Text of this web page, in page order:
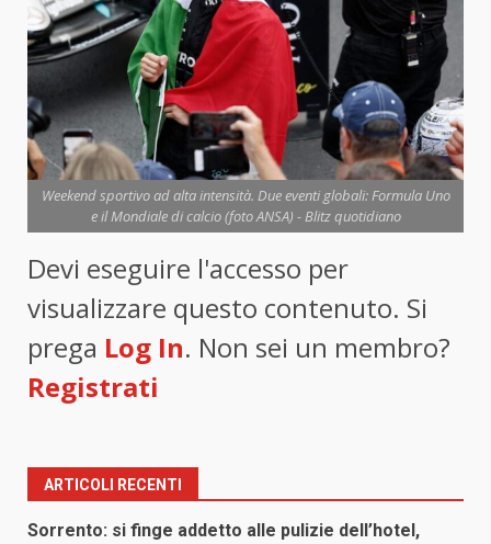
Weekend sportivo ad alta intensità. Due eventi globali: Formula Uno
e il Mondiale di calcio (foto ANSA) - Blitz quotidiano
Devi eseguire l'accesso per
visualizzare questo contenuto. Si
prega Log In. Non sei un membro?
Registrati
ARTICOLI RECENTI
Sorrento: si finge addetto alle pulizie dell’hotel,